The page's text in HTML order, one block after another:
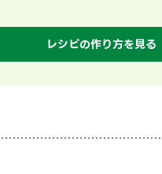
レシピの作り方を見る